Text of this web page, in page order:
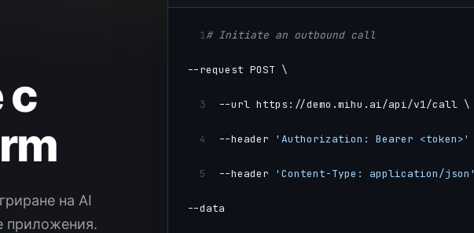
на AI
приложения.
1# Initiate an outbound call
--request POST \
3
  --url https://demo.mihu.ai/api/v1/call \
4
  --header
'Authorization: Bearer <token>'
5
  --header
'Content-Type: application/json'
--data